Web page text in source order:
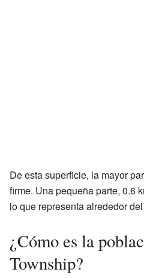
De esta superficie, la mayor
firme. Una pequeña parte, 0.6
lo que representa alrededor
¿Cómo es la
Township?